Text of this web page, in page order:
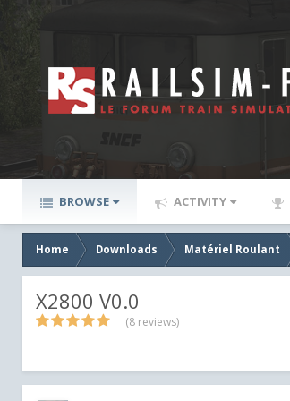
BROWSE ACTIVITY
Home Downloads Matériel Roulant
X2800 V0.0
(8 reviews)